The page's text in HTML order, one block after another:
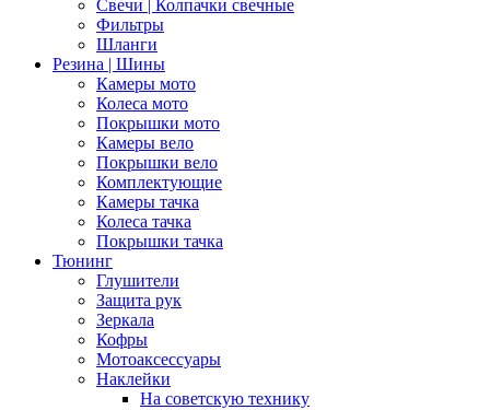
Свечи | Колпачки свечные
Фильтры
Шланги
Резина | Шины
Камеры мото
Колеса мото
Покрышки мото
Камеры вело
Покрышки вело
Комплектующие
Камеры тачка
Колеса тачка
Покрышки тачка
Тюнинг
Глушители
Защита рук
Зеркала
Кофры
Мотоаксессуары
Наклейки
На советскую технику